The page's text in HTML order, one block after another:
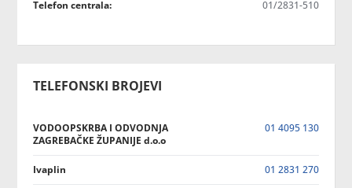
Telefon centrala: 01/2831-510
TELEFONSKI BROJEVI
VODOOPSKRBA I ODVODNJA
ZAGREBAČKE ŽUPANIJE d.o.o
01 4095 130
Ivaplin 01 2831 270